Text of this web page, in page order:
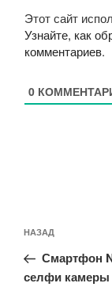
Этот сайт
Узнайте, как
комментариев.
0
по
записям
Предыдущая
запись:
НАЗАД
Смартфон
селфи камеры